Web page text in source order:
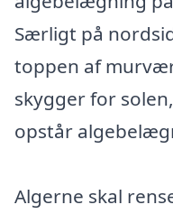
Særligt på
toppen af
skygger for
opstår
Algerne skal